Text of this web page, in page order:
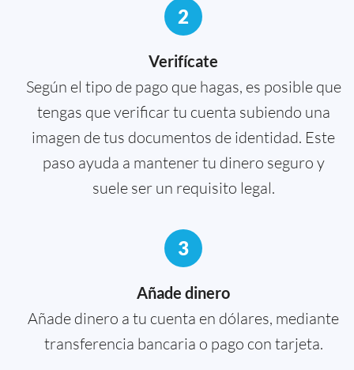
2
Verifícate
Según el tipo de pago que hagas, es posible que
tengas que verificar tu cuenta subiendo una
imagen de tus documentos de identidad. Este
paso ayuda a mantener tu dinero seguro y
suele ser un requisito legal.
3
Añade dinero
Añade dinero a tu cuenta en dólares, mediante
transferencia bancaria o pago con tarjeta.